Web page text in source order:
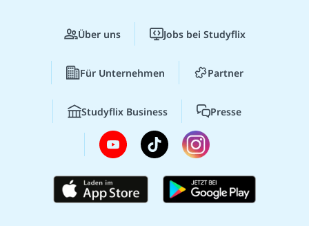
Über uns Jobs bei Studyflix
Für Unternehmen Partner
Studyflix Business Presse